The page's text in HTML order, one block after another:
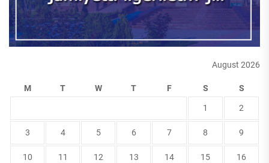
August 2026
M T W T F S S
1 2
3 4 5 6 7 8 9
10 11 12 13 14 15 16